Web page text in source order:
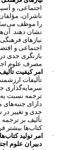
اجتماعی، و
ناشران،
را موظف می
نشان دهند. آن
نیازهای
اجتماعی و
بازنگری جدی
مصرف علوم
·
امر کیفیت تألیف
تألیفات
سرمایهگذاری
ترجمه نسبت
دارای جنبههای
جدی و تغییر
تألیف بر ترجمه
کتابها بیشتر
·
امر تولید کتاب
دبیران علوم